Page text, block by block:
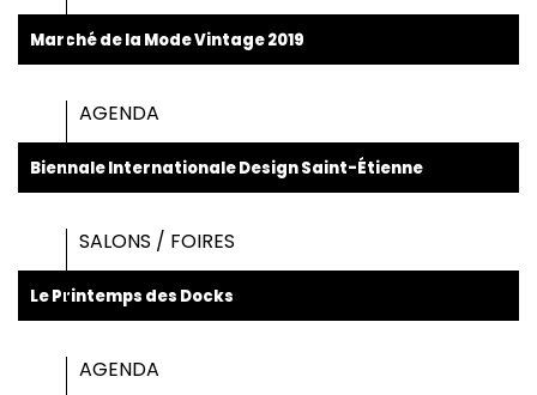
Marché de la Mode Vintage 2019
AGENDA
Biennale Internationale Design Saint-Étienne
SALONS / FOIRES
Le Printemps des Docks
AGENDA